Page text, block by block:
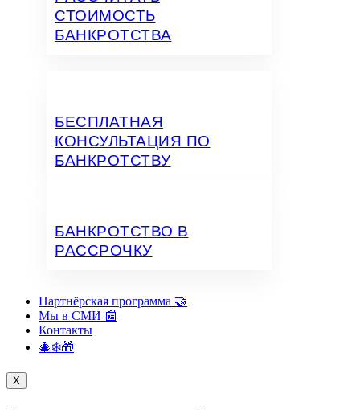
СТОИМОСТЬ
БАНКРОТСТВА
БЕСПЛАТНАЯ
КОНСУЛЬТАЦИЯ ПО
БАНКРОТСТВУ
БАНКРОТСТВО В
РАССРОЧКУ
Партнёрская программа 🤝
Мы в СМИ 📰
Контакты
🎄❄️🎁
X